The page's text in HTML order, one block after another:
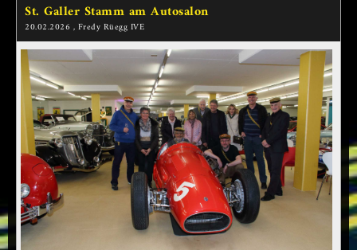
St. Galler Stamm am Autosalon
20.02.2026 , Fredy Rüegg IVE